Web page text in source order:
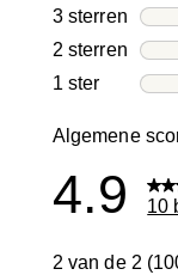
3 sterren sterren
2 sterren sterren
1 ster sterren
Algemene
4.9 10
2 van de 2